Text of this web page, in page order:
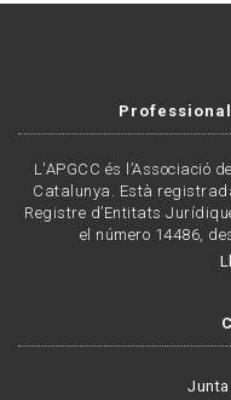
L'APGCC és l’Associació
Catalunya. Està
Registre d’Entitats
el número 14486,